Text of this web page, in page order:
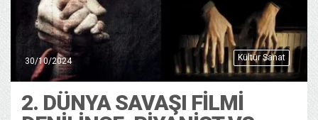
Kültür Sanat
30/10/2024
2. DÜNYA SAVAŞI FİLMİ